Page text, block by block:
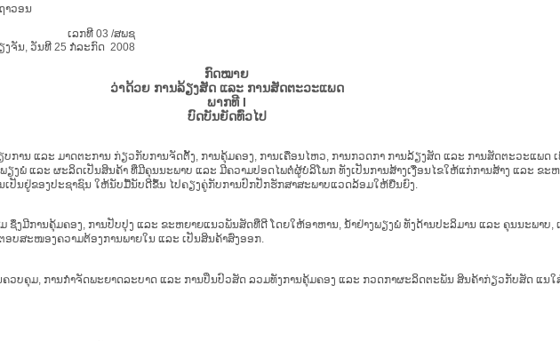
າວອນ
ເລກທີ 03 /ສພຊ
ຈັນ, ວັນທີ 25 ກໍລະກົດ 2008
ກົດໝາຍ
ວ່າດ້ວຍ ການລ້ຽງສັດ ແລະ ການສັດຕະວະແພດ
ພາກທີ I
ບົດບັນຍັດທົ່ວໄປ
ແລະ ມາດຕະການ ກ່ຽວກັບການຈັດຕັ້ງ, ການຄຸ້ມຄອງ, ການເຄື່ອນໄຫວ, ການກວດກາ ການລ້ຽງສັດ ແລະ ການສັດຕະວະແພດ ເ
ພໍ ແລະ ຜະລິດເປັນສິນຄ້າ ທີ່ມີຄຸນນະພາບ ແລະ ມີຄວາມປອດໄພຕໍ່ຜູ້ບໍລິໂພກ ທັງເປັນການສ້າງເງື່ອນໄຂໃຫ້ແກ່ການສ້າງ ແລະ ຂ
ເປັນຢູ່ຂອງປະຊາຊົນ ໃຫ້ນັບມື້ນັບດີຂຶ້ນ ໄປຄຽງຄູ່ກັບການປົກປັກຮັກສາສະພາບແວດລ້ອມໃຫ້ຍືນຍົງ.
ມີການຄຸ້ມຄອງ, ການປັບປຸງ ແລະ ຂະຫຍາຍແນວພັນສັດທີ່ດີ ໂດຍໃຫ້ອາຫານ, ນ້ຳຢ່າງພຽງພໍ ທັງດ້ານປະລິມານ ແລະ ຄຸນນະພາບ,
ບສະໜອງຄວາມຕ້ອງການພາຍໃນ ແລະ ເປັນສິນຄ້າສົ່ງອອກ.
ບຄຸມ, ການກຳຈັດພະຍາດລະບາດ ແລະ ການປິ່ນປົວສັດ ລວມທັງການຄຸ້ມຄອງ ແລະ ກວດກາຜະລິດຕະພັນ ສິນຄ້າກ່ຽວກັບສັດ ແ